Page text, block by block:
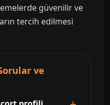
güvenilir ve
tercih edilmesi
ve